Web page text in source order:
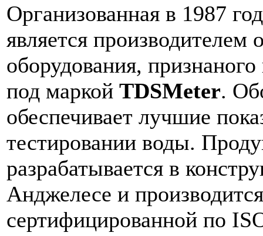
Организованная в 1987
является производителем
оборудования,
под маркой TDSMeter.
обеспечивает лучшие
тестировании воды.
разрабатывается в
Анджелесе и
сертифицированной по